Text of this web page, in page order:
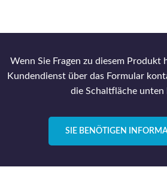
Wenn Sie Fragen zu diesem Produkt
Kundendienst über das Formular
die Schaltfläche unten
SIE BENÖTIGEN